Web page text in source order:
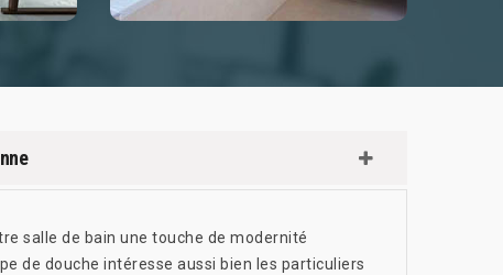
salle de bain une touche de modernité
de douche intéresse aussi bien les particuliers